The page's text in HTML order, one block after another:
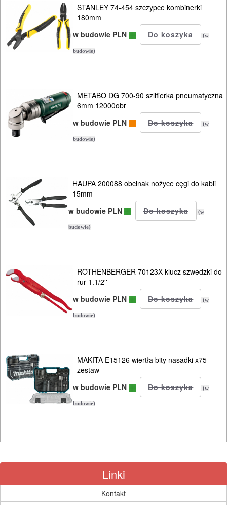
BUDOWLANE
MASZYNY
NARZĘDZIA
DREWNA
OBRÓBKA
METALU
RĘCZNE
NARZĘDZIA
HYDRAULICZNE
NARZĘDZIA
INSTALACYJNE,
AKCESORIA
KOMPRESORY
NARZĘDZIA
SPAWALNICTWO
ROZRUCHOWE
PROSTOWNIKI
STANLEY 74-454 szczypce kombinerki
180mm
w budowie PLN
(w
budowie)
METABO DG 700-90 szlifierka pneumatyczna
6mm 12000obr
w budowie PLN
(w
budowie)
HAUPA 200088 obcinak nożyce cęgi do kabli
15mm
w budowie PLN
(w
budowie)
ROTHENBERGER 70123X klucz szwedzki do
rur 1.1/2''
w budowie PLN
(w
budowie)
MAKITA E15126 wiertła bity nasadki x75
zestaw
w budowie PLN
(w
budowie)
Linki
Kontakt